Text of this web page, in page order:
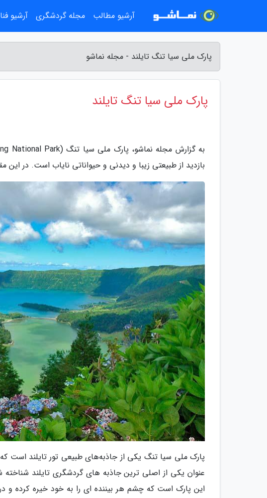
پارک ملی سیا تنگ تایلند - مجله نماشو
پارک ملی سیا تنگ تایلند
بازدید از طبیعتی زیبا و دیدنی و حیواناتی نایاب است. در این
این پارک است که چشم هر بیننده ای را به خود خیره کرده و
آرشیو مطالب مجله گردشگری آرشیو